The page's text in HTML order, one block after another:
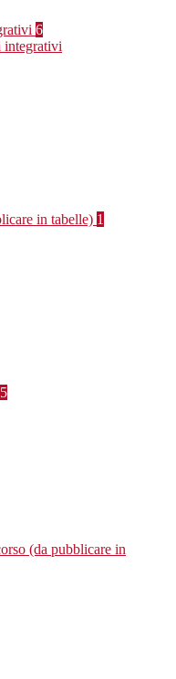
6
integrativi
in tabelle) 1
(da pubblicare in